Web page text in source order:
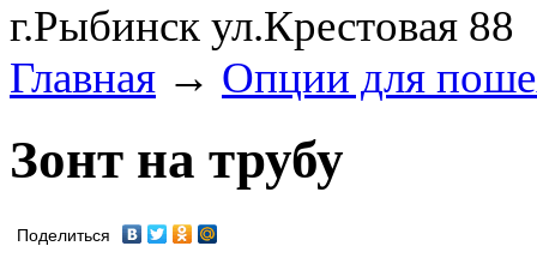
г.Рыбинск ул.Крестовая 88
Главная → Опции для
Зонт на трубу
Поделиться